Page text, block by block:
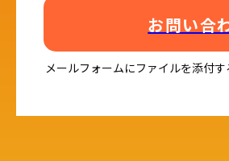
お問い合
メールフォームにファイルを添付